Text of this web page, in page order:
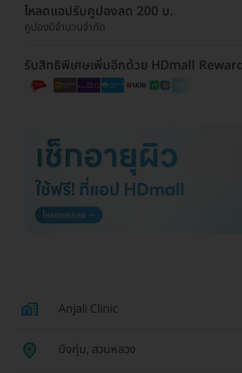
โหลดแอปรับคูปองลด 200 บ.
คูปองมีจำนวนจำกัด
รับสิทธิพิเศษเพิ่มอีกด้วย HDmall
Anjali Clinic
บึงกุ่ม, สวนหลวง